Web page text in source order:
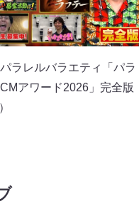
ラレルバラエティ「パラ
アワード2026」完全版